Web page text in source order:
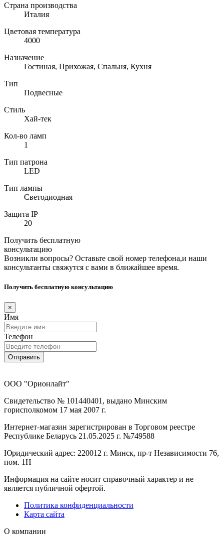
Страна производства
Италия
Цветовая температура
4000
Назначение
Гостиная, Прихожая, Спальня, Кухня
Тип
Подвесные
Стиль
Хай-тек
Кол-во ламп
1
Тип патрона
LED
Тип лампы
Светодиодная
Защита IP
20
Получить бесплатную
консультацию
Возникли вопросы? Оставьте свой номер телефона,и наши
консультанты свяжутся с вами в ближайшее время.
Получить бесплатную консультацию
×
Имя
Телефон
Отправить
ООО "Орионлайт"
Свидетельство № 101440401, выдано Минским
горисполкомом 17 мая 2007 г.
Интернет-магазин зарегистрирован в Торговом реестре
Республике Беларусь 21.05.2025 г. №749588
Юридический адрес: 220012 г. Минск, пр-т Независимости 76,
пом. 1Н
Информация на сайте носит справочный характер и не
является публичной офертой.
Политика конфиденциальности
Карта сайта
О компании